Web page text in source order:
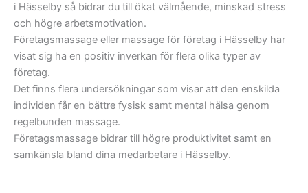
i Hässelby så bidrar du till ökat välmående, minskad stress
och högre arbetsmotivation.
Företagsmassage eller massage för företag i Hässelby har
visat sig ha en positiv inverkan för flera olika typer av
företag.
Det finns flera undersökningar som visar att den enskilda
individen får en bättre fysisk samt mental hälsa genom
regelbunden massage.
Företagsmassage bidrar till högre produktivitet samt en
samkänsla bland dina medarbetare i Hässelby.